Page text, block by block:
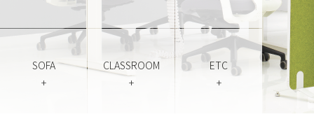
SOFA
+
CLASSROOM
+
ETC
+